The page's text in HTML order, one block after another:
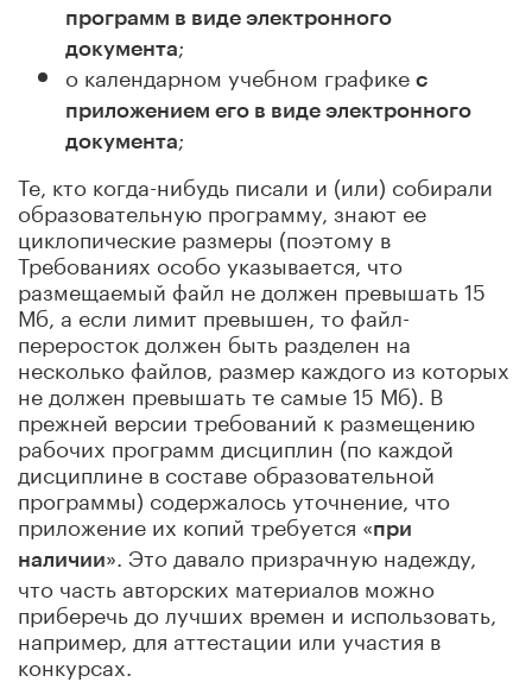
программ в виде электронного
документа;
о календарном учебном графике с
приложением его в виде электронного
документа;
Те, кто когда-нибудь писали и (или) собирали
образовательную программу, знают ее
циклопические размеры (поэтому в
Требованиях особо указывается, что
размещаемый файл не должен превышать 15
Мб, а если лимит превышен, то файл-
переросток должен быть разделен на
несколько файлов, размер каждого из которых
не должен превышать те самые 15 Мб). В
прежней версии требований к размещению
рабочих программ дисциплин (по каждой
дисциплине в составе образовательной
программы) содержалось уточнение, что
приложение их копий требуется «при
наличии». Это давало призрачную надежду,
что часть авторских материалов можно
приберечь до лучших времен и использовать,
например, для аттестации или участия в
конкурсах.